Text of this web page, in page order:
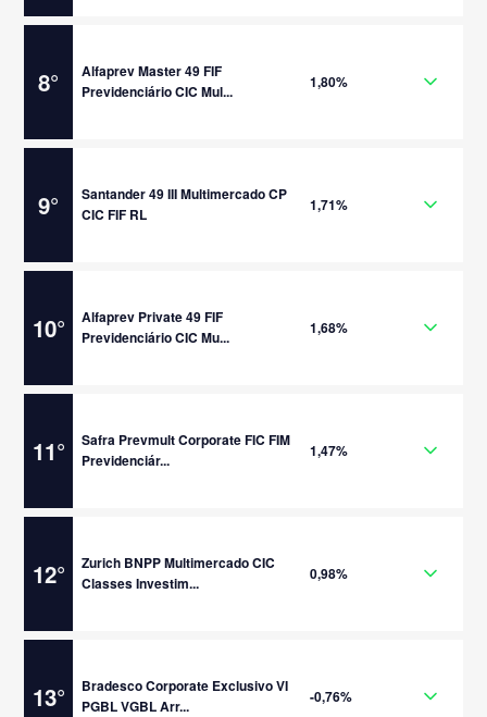
8°
Alfaprev Master 49 FIF
Previdenciário CIC Mul...
1,80%
9°
Santander 49 III Multimercado CP
CIC FIF RL
1,71%
10°
Alfaprev Private 49 FIF
Previdenciário CIC Mu...
1,68%
11°
Safra Prevmult Corporate FIC FIM
Previdenciár...
1,47%
12°
Zurich BNPP Multimercado CIC
Classes Investim...
0,98%
13°
Bradesco Corporate Exclusivo VI
PGBL VGBL Arr...
-0,76%